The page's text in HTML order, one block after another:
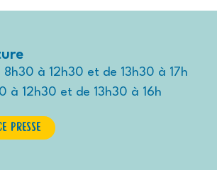
8h30 à 12h30 et de 13h30 à 17h
à 12h30 et de 13h30 à 16h
presse